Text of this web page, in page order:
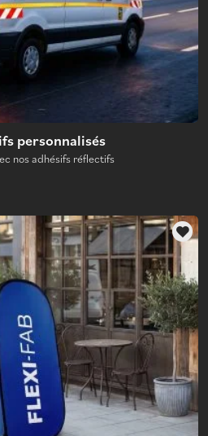
personnalisés
nos adhésifs réflectifs